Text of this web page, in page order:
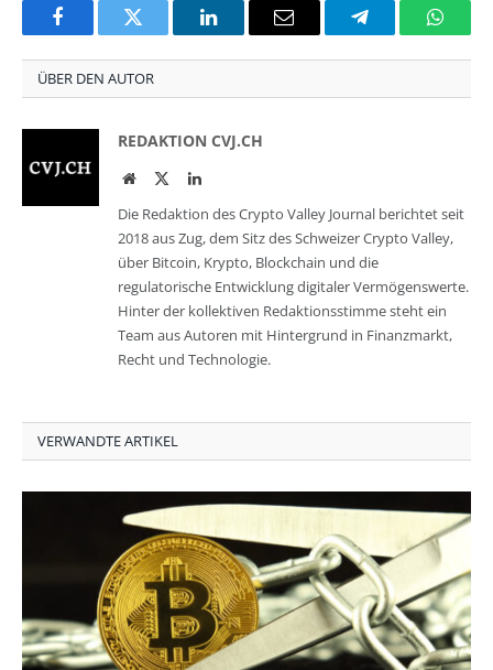
FacebookTwitter LinkedInEmail Telegram
ÜBER DEN AUTOR
REDAKTION CVJ.CH
WebsiteTwitterLinkedIn
Die Redaktion des Crypto Valley Journal berichtet seit
2018 aus Zug, dem Sitz des Schweizer Crypto Valley,
über Bitcoin, Krypto, Blockchain und die
regulatorische Entwicklung digitaler Vermögenswerte.
Hinter der kollektiven Redaktionsstimme steht ein
Team aus Autoren mit Hintergrund in Finanzmarkt,
Recht und Technologie.
VERWANDTE ARTIKEL